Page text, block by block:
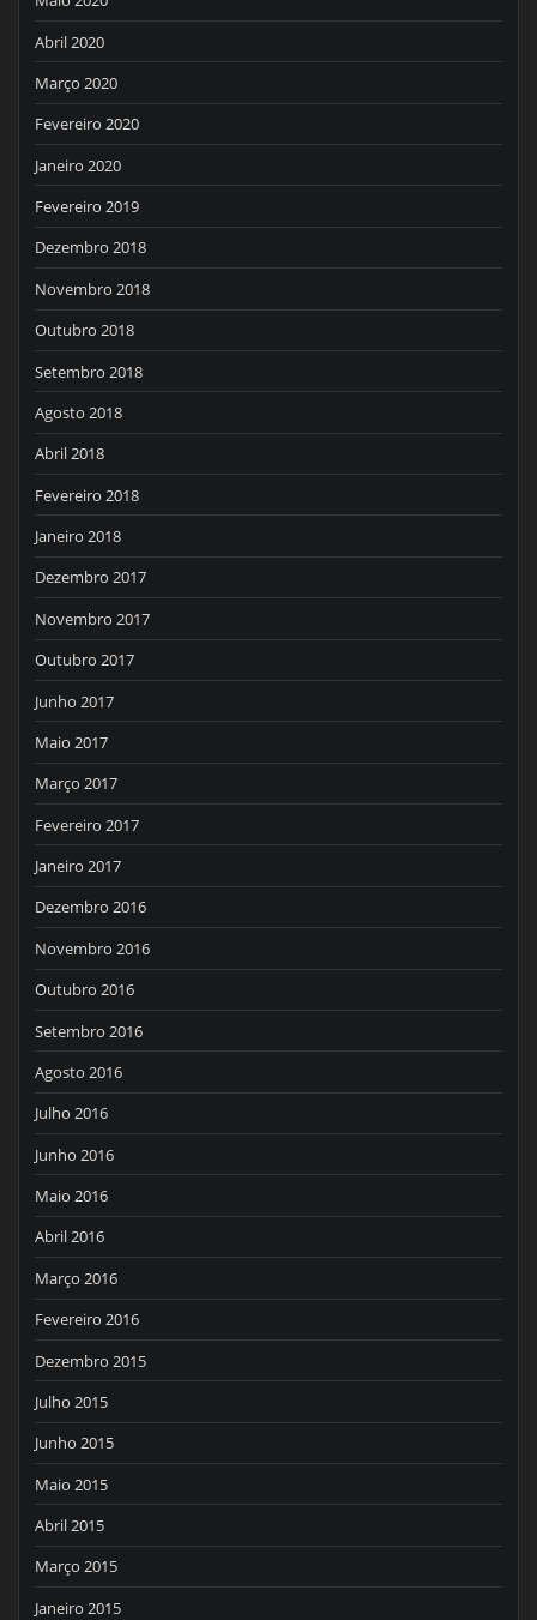
Abril 2020
Março 2020
Fevereiro 2020
Janeiro 2020
Fevereiro 2019
Dezembro 2018
Novembro 2018
Outubro 2018
Setembro 2018
Agosto 2018
Abril 2018
Fevereiro 2018
Janeiro 2018
Dezembro 2017
Novembro 2017
Outubro 2017
Junho 2017
Maio 2017
Março 2017
Fevereiro 2017
Janeiro 2017
Dezembro 2016
Novembro 2016
Outubro 2016
Setembro 2016
Agosto 2016
Julho 2016
Junho 2016
Maio 2016
Abril 2016
Março 2016
Fevereiro 2016
Dezembro 2015
Julho 2015
Junho 2015
Maio 2015
Abril 2015
Março 2015
Janeiro 2015